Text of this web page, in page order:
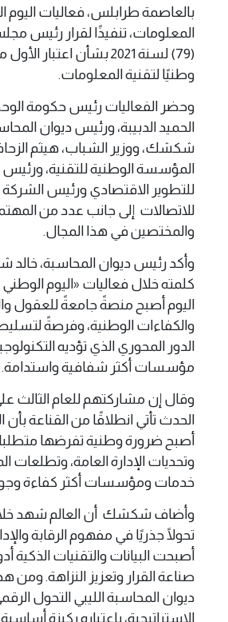
بالعاصمة طرابلس، فعاليات اليوم
المعلومات، تنفيذًا لقرار رئيس
(79) لسنة 2021 بشأن اعتبار
وطنيًا لتقنية المعلومات.
وحضر الفعاليات رئيس حكومة
الحميد الدبيبة، ورئيس ديوان
شكشك، ووزير الشباب، هيثم
المؤسسة الوطنية للتقنية،
للتطوير الاقتصادي ورئيس الشركة
للاتصالات إلى جانب عدد من
والمختصين في هذا المجال.
وأكد رئيس ديوان المحاسبة،
كلمته خلال فعاليات «اليوم الوطني
اليوم أصبح منصةً جامعةً للعقول
والكفاءات الوطنية، وفرصةً
الدور المحوري الذي تؤديه
مؤسسات أكثر شفافية واستدامة.
وقال إن مشاركتهم للعام الثالث
الحدث تأتي انطلاقًا من القناعة بأن
أصبح ضرورة وطنية تفرضها
وتحديات الإدارة العامة، وتطلعات
خدمات ومؤسسات أكثر كفاءة
وأضاف شكشك أن العالم شهد خلال
تحولًا جذريًا في مفهوم الرقابة
أصبحت البيانات والتقنيات الذكية
صناعة القرار وتعزيز النزاهة. ومن
ديوان المحاسبة الليبي التحول
الاستراتيجية، باعتباره ركيزة